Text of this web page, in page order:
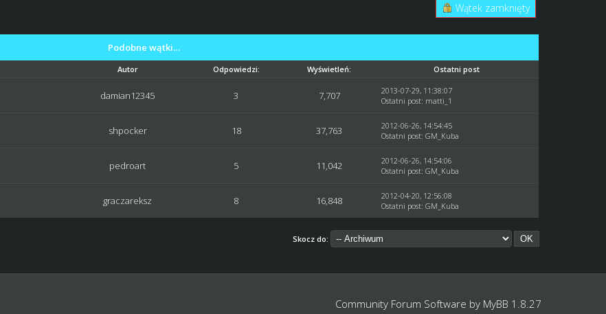
Wątek zamknięty
Podobne wątki…
Autor Odpowiedzi: Wyświetleń: Ostatni post
damian12345 3 7,707
2013-07-29, 11:38:07
Ostatni post: matti_1
shpocker 18 37,763
2012-06-26, 14:54:45
Ostatni post:GM_Kuba
pedroart 5 11,042
2012-06-26, 14:54:06
Ostatni post:GM_Kuba
graczareksz 8 16,848
2012-04-20, 12:56:08
Ostatni post:GM_Kuba
Skocz do:
Community Forum Software by MyBB 1.8.27